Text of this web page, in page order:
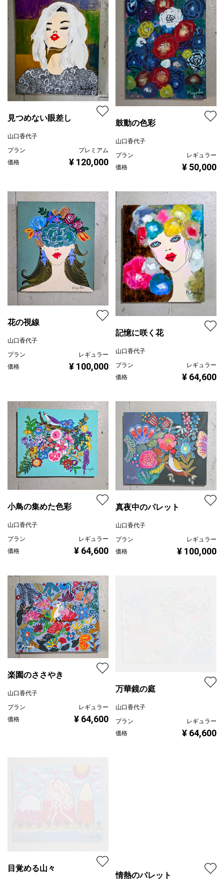
見つめない眼差し
山口香代子
プラン
プレミアム
価格
¥ 120,000
鼓動の色彩
山口香代子
プラン
レギュラー
価格
¥ 50,000
花の視線
山口香代子
プラン
レギュラー
価格
¥ 100,000
記憶に咲く花
山口香代子
プラン
レギュラー
価格
¥ 64,600
小鳥の集めた色彩
山口香代子
プラン
レギュラー
価格
¥ 64,600
真夜中のパレット
山口香代子
プラン
レギュラー
価格
¥ 100,000
楽園のささやき
山口香代子
プラン
レギュラー
価格
¥ 64,600
万華鏡の庭
山口香代子
プラン
レギュラー
価格
¥ 64,600
目覚める山々